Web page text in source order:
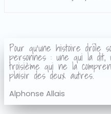
Pour qu'une histoire drôle
personnes : une qui la
troisième qui ne la
plaisir des deux autres.
Alphonse Allais